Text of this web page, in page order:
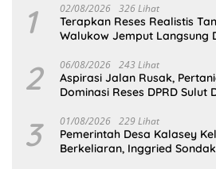
1 02/08/2026 326 Lihat
Terapkan Reses Realistis
Walukow Jemput Langsung
2 06/08/2026 243 Lihat
Aspirasi Jalan Rusak,
Dominasi Reses DPRD Sulut
3 01/08/2026 229 Lihat
Pemerintah Desa Kalasey
Berkeliaran, Inggried